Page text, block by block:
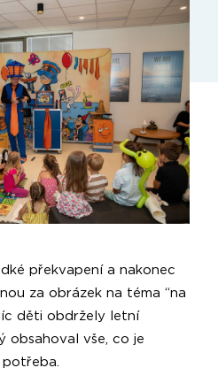
překvapení a nakonec
za obrázek na téma “na
děti obdržely letní
obsahoval vše, co je